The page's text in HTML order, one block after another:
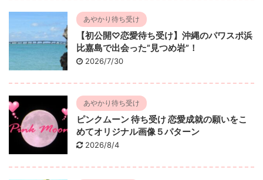
あやかり待ち受け
【初公開♡恋愛待ち受け】沖縄のパワスポ浜
比嘉島で出会った”見つめ岩”！
2026/7/30
あやかり待ち受け
ピンクムーン 待ち受け 恋愛成就の願いをこ
めてオリジナル画像５パターン
2026/8/4